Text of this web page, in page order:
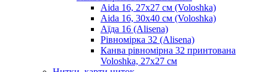
Aida 16, 27х27 см (Voloshka)
Aida 16, 30х40 см (Voloshka)
Аїда 16 (Alisena)
Рівномірка 32 (Alisena)
Канва рівномірна 32 принтована
Voloshka, 27х27 см